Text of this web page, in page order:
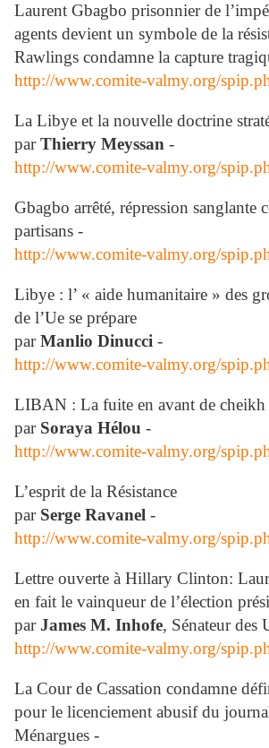
Laurent Gbagbo prisonnier de
agents devient un symbole de la
Rawlings condamne la capture
http://www.comite-valmy.org/
La Libye et la nouvelle doctrine
parThierry Meyssan -
http://www.comite-valmy.org/
Gbagbo arrêté, répression sanglante
partisans -
http://www.comite-valmy.org/
Libye : l’ « aide humanitaire » des
de l’Ue se prépare
parManlio Dinucci -
http://www.comite-valmy.org/
LIBAN : La fuite en avant de cheikh
par Soraya Hélou -
http://www.comite-valmy.org/
L’esprit de la Résistance
par Serge Ravanel -
http://www.comite-valmy.org/
Lettre ouverte à Hillary Clinton:
en fait le vainqueur de l’élection
parJames M. Inhofe, Sénateur des
http://www.comite-valmy.org/
La Cour de Cassation condamne
pour le licenciement abusif du
Ménargues -